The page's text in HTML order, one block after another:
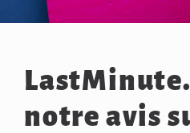
notre avis